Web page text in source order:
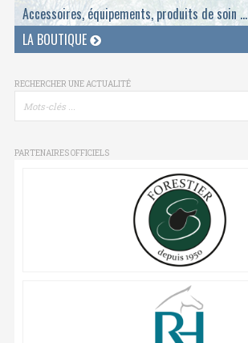
Accessoires, équipements, produits de soin ...
LA BOUTIQUE
RECHERCHER UNE ACTUALITÉ
PARTENAIRES OFFICIELS